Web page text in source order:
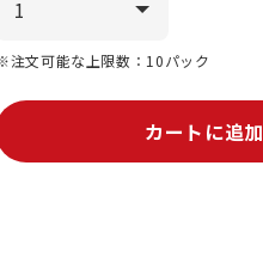
注文可能な上限数：10パック
カートに追加